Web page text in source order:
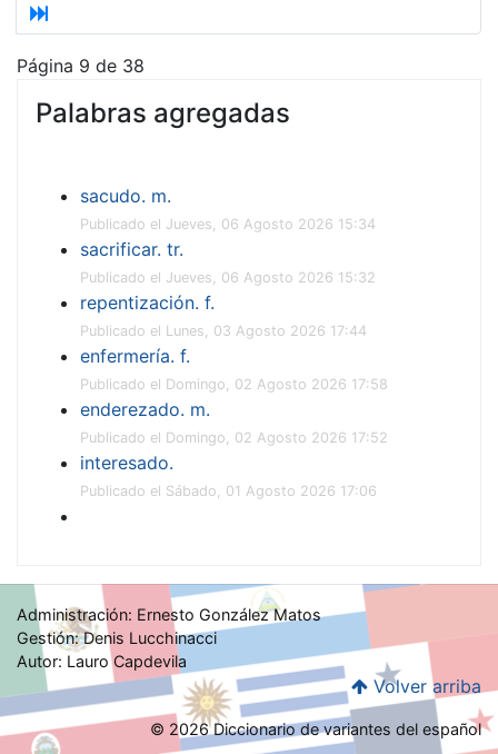
Página 9 de 38
Palabras agregadas
sacudo. m.
Publicado el Jueves, 06 Agosto 2026 15:34
sacrificar. tr.
Publicado el Jueves, 06 Agosto 2026 15:32
repentización. f.
Publicado el Lunes, 03 Agosto 2026 17:44
enfermería. f.
Publicado el Domingo, 02 Agosto 2026 17:58
enderezado. m.
Publicado el Domingo, 02 Agosto 2026 17:52
interesado.
Publicado el Sábado, 01 Agosto 2026 17:06
Administración: Ernesto González Matos
Gestión: Denis Lucchinacci
Autor: Lauro Capdevila
Volver arriba
© 2026 Diccionario de variantes del español